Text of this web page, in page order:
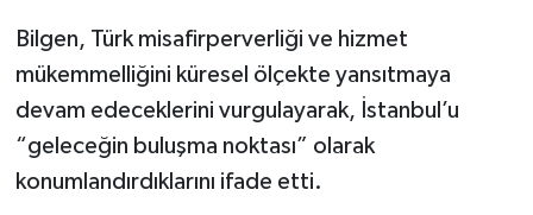
Bilgen, Türk misafirperverliği ve hizmet
mükemmelliğini küresel ölçekte yansıtmaya
devam edeceklerini vurgulayarak, İstanbul’u
“geleceğin buluşma noktası” olarak
konumlandırdıklarını ifade etti.